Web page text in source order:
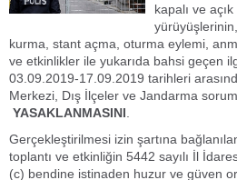
kapalı ve
yürüyüşlerinin,
kurma, stant açma, oturma eylemi,
ve etkinlikler ile yukarıda bahsi geçen
03.09.2019-17.09.2019 tarihleri
Merkezi, Dış İlçeler ve Jandarma
YASAKLANMASINI
Gerçekleştirilmesi izin şartına
toplantı ve etkinliğin 5442 sayılı İl
(c) bendine istinaden huzur ve güven